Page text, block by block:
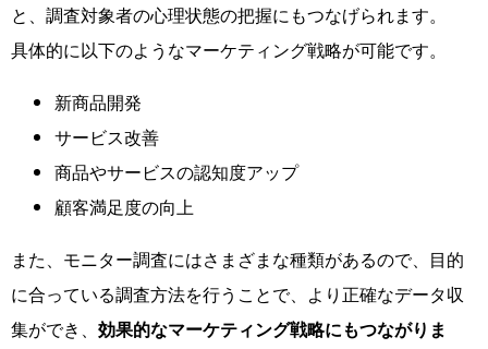
と、調査対象者の心理状態の把握にもつなげられます。
具体的に以下のようなマーケティング戦略が可能です。
新商品開発
サービス改善
商品やサービスの認知度アップ
顧客満足度の向上
また、モニター調査にはさまざまな種類があるので、目的
に合っている調査方法を行うことで、より正確なデータ収
集ができ、 効果的なマーケティング戦略にもつながりま